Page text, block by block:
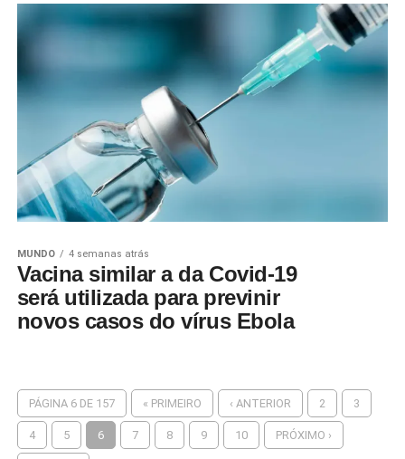
MUNDO 4 semanas atrás
Vacina similar a da Covid-19
será utilizada para previnir
novos casos do vírus Ebola
PÁGINA 6 DE 157 « PRIMEIRO ‹ ANTERIOR 2 3
4 5 6 7 8 9 10 PRÓXIMO ›